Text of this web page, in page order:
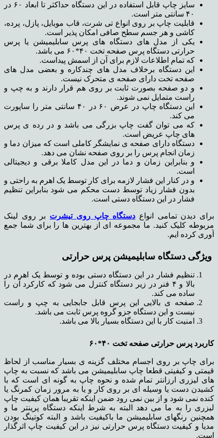
سایز چاپ قابل استفاده در این دستگاه حداکثر تا ابعاد ۶۰ در
۴۰ سانتی متر است.
قابلیت چاپ بر روی انواع تی شرت، قاب موبایل، پازل، پرده،
کاشی و هر جسم سطح صافی امکان پذیر است.
یکی از مدل های دستگاه های پرس سابلیمیشن یا پرس
حرارتی دستگاه پرس صفحه تخت ۴۰*۶۰ می باشد.
که تمام اطلاعات لازم برای آن از اسمش پیداست.
این دستگاه برخلاف مدل های چندکاره و بعضی مدل های
صفحه تخت دارای صفحه ی متحرک نیست.
و دو صفحه بصورت ثابت بر روی هم قرار دارند و به چپ و
راست متمایل نمی شوند.
این دستگاه چاپ در عرض ۶۰ در ۴۰ سانتی متر را ساپورت
می کند.
که می توان گفت چاپ بزرگی می باشد و در رده ی پرس
های چاپ عریض است.
دستگاه دارای صفحه ی نمایشگر کاملی است که میزان دما و
زمان انجام پرس را بر روی صفحه نشان می دهد.
و بنابراین زمان و دما در این مدل کاملا برقی و دیجیتالی
است.
و در کنار این فشار لازمه برای کار توسط یک اهرم به راحتی و
بدون فشار زیاد توسط دست محکم می شود بنابراین تنظیم
فشار در این دستگاه دستی است.
برای دیدن تمامی انواع دستگاه چاپ روی تیشرت بر روی لینک
مربوطه کلیک کنید. ما مجموعه ای از بهترین ها را برای شما جمع
آوری کرده ایم.
ویژگی دستگاه سابلیمیشن پرس حرارتی
تنظیم فشار در این دستگاه دستی بوده و توسط یک اهرم در
بالا و ۴ فنر در زیر دستگاه کنترل می شود که کارکرد آن را
ساده می کند.
صفحه ی بالایی این پرس قابل جابجایی به چپ و راست
نیست و این دستگاه جزو گروه پرس ثابت می باشد.
امنیت کار با این دستگاه بسیار بالا می باشد.
کاربرد پرس حرارتی صفحه تخت ۴۰*۶۰
برای چاپ بر روی اجسام مختلف گزینه ی بسیار مناسب از لحاظ
قیمتی و کیفیتی قطعا چاپ سابلیمیشن می باشد که نسبت به چاپ
های لیزری ارزانتر تمام شده و نحوه چاپ به گونه ای است که با
کشیدن دست یا وسیله ای بر روی کار و یا به مرور زمان کمرنگ یا
کنده نمی شود و از بین نمی رود ضمن اینکه تقریبا همان کیفیت چاپ
لیزری را به ما می دهد البته به شرط اینکه دستگاه پرینتر ما و
همچنین رنگهای سابلیمیشن ما باکیفیت باشد و البته کوتینگ بودن
مدیا و کیفیت دستگاه پرس حرارتی نیز در این کیفیت چاپ اثرگذار
است.